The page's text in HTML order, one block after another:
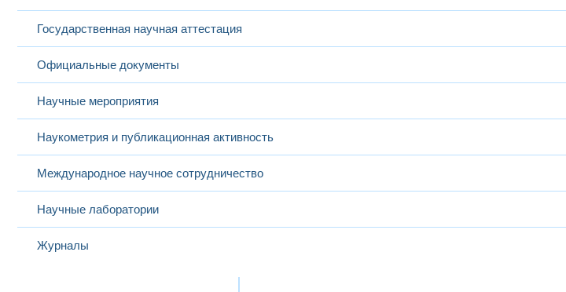
Государственная научная аттестация
Официальные документы
Научные мероприятия
Наукометрия и публикационная активность
Международное научное сотрудничество
Научные лаборатории
Журналы